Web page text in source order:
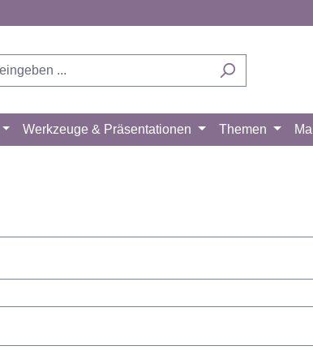
Werkzeuge & Präsentationen Themen